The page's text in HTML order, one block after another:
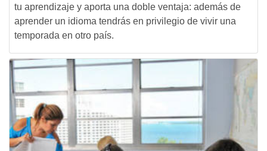
tu aprendizaje y aporta una doble ventaja: además de
aprender un idioma tendrás en privilegio de vivir una
temporada en otro país.